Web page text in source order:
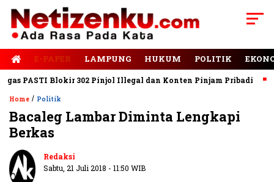
E-PAPER LAMPUNG HUKUM POLITIK
PASTI Blokir 302 Pinjol Illegal dan Konten Pinjam Pribadi
Home / Politik
Bacaleg Lambar Diminta Lengkapi
Berkas
Redaksi
Sabtu, 21 Juli 2018 - 11:50 WIB